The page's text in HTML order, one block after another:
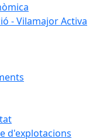
- Vilamajor Activa
d'explotacions